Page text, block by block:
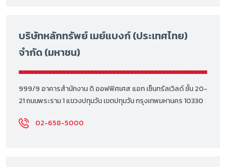
บริษัทหลักทรัพย์ เมย์แบงก์ (ประเทศไทย)
จำกัด (มหาชน)
999/9 อาคารสำนักงาน ดิ ออฟฟิศเศส แอท เซ็นทรัลเวิลด์ ชั้น 20-
21 ถนนพระราม 1 แขวงปทุมวัน เขตปทุมวัน กรุงเทพมหานคร 10330
02-658-5000